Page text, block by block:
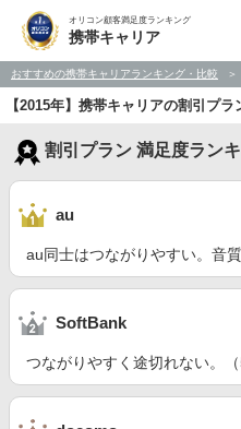
オリコン顧客満足度ランキング
携帯キャリア
おすすめの携帯キャリアランキング・比較
【2015年】携帯キャリアの割引プ
割引プラン 満足度ラン
au
au同士はつながりやすい。音
SoftBank
つながりやすく途切れない。（